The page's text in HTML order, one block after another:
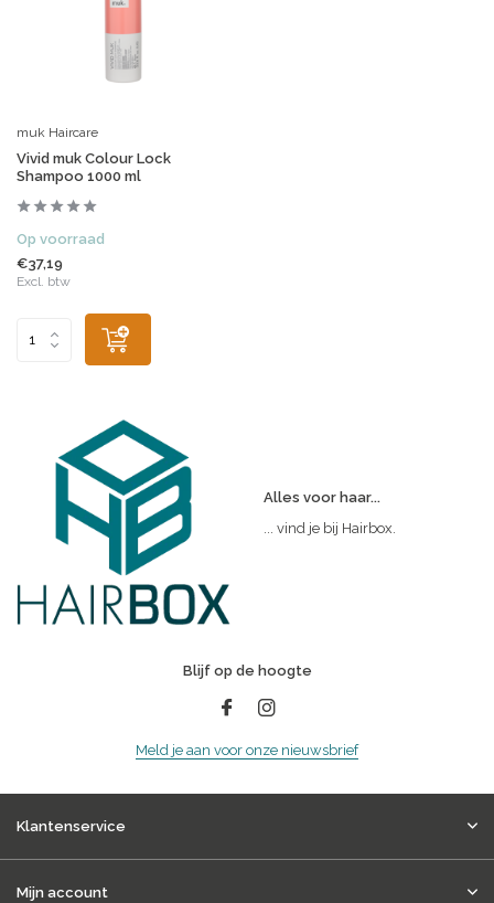
muk Haircare
Vivid muk Colour Lock
Shampoo 1000 ml
Op voorraad
€37,19
Excl. btw
Alles voor haar...
... vind je bij Hairbox.
Blijf op de hoogte
Meld je aan voor onze nieuwsbrief
Klantenservice
Mijn account